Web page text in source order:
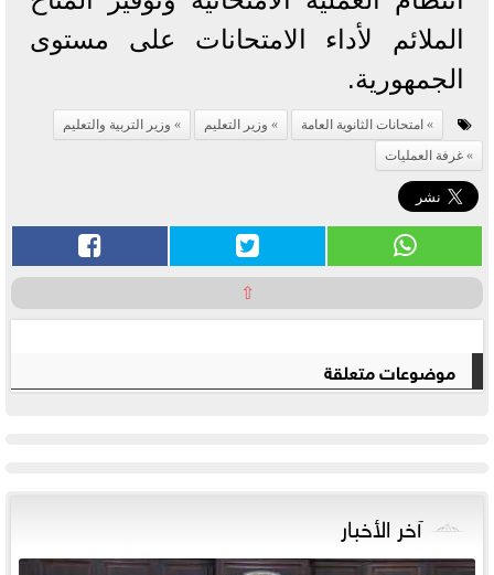
الملائم لأداء الامتحانات على مستوى
الجمهورية.
امتحانات الثانوية العامة وزير التعليم
وزير التربية والتعليم
غرفة العمليات
⇧
موضوعات متعلقة
آخر الأخبار